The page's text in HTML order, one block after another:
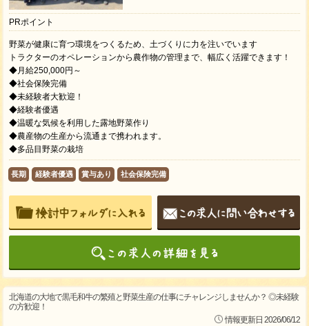
PRポイント
野菜が健康に育つ環境をつくるため、土づくりに力を注いでいます
トラクターのオペレーションから農作物の管理まで、幅広く活躍できます！
◆月給250,000円～
◆社会保険完備
◆未経験者大歓迎！
◆経験者優遇
◆温暖な気候を利用した露地野菜作り
◆農産物の生産から流通まで携われます。
◆多品目野菜の栽培
長期 経験者優遇 賞与あり 社会保険完備
北海道の大地で黒毛和牛の繁殖と野菜生産の仕事にチャレンジしませんか？ ◎未経験
の方歓迎！
情報更新日 2026/06/12